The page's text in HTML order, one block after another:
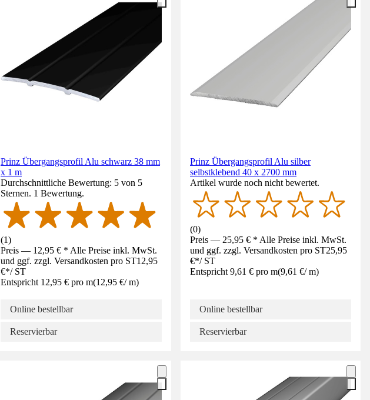
Prinz Übergangsprofil Alu schwarz 38 mm
x 1 m
Durchschnittliche Bewertung: 5 von 5
Sternen. 1 Bewertung.
(1)
Preis — 12,95 € * Alle Preise inkl. MwSt.
und ggf. zzgl. Versandkosten pro ST12,95
€*/ ST
Entspricht 12,95 € pro m(12,95 €/ m)
Online bestellbar
Reservierbar
Prinz Übergangsprofil Alu silber
selbstklebend 40 x 2700 mm
Artikel wurde noch nicht bewertet.
(0)
Preis — 25,95 € * Alle Preise inkl. MwSt.
und ggf. zzgl. Versandkosten pro ST25,95
€*/ ST
Entspricht 9,61 € pro m(9,61 €/ m)
Online bestellbar
Reservierbar